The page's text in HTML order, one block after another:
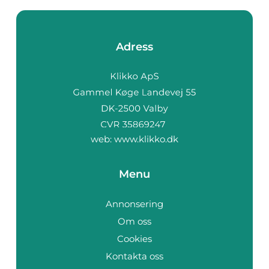
Adress
web: www.klikko.dk
Menu
Annonsering
Om oss
Cookies
Kontakta oss